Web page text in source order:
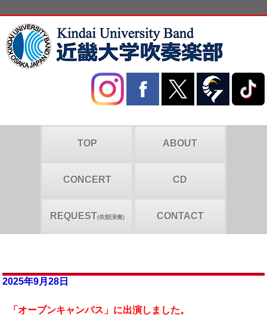
TOP ABOUT
CONCERT CD
REQUEST(依頼演奏) CONTACT
2025年9月28日
「オープンキャンパス」に出演しました。